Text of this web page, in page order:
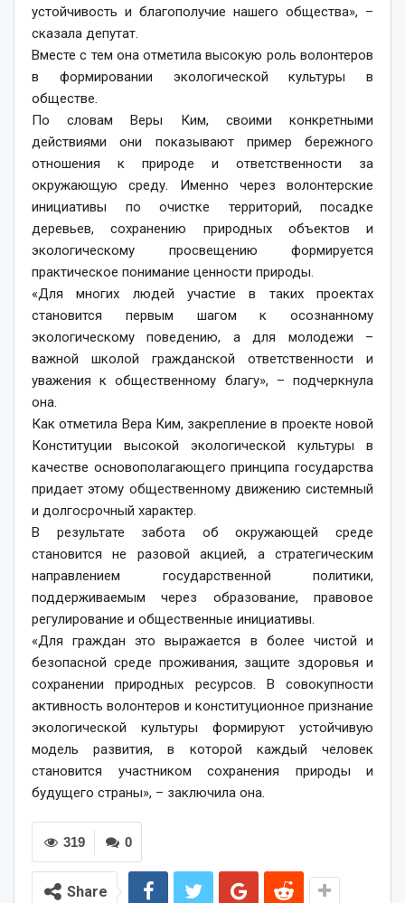
устойчивость и благополучие нашего общества», –
сказала депутат.
Вместе с тем она отметила высокую роль волонтеров
в формировании экологической культуры в
обществе.
По словам Веры Ким, своими конкретными
действиями они показывают пример бережного
отношения к природе и ответственности за
окружающую среду. Именно через волонтерские
инициативы по очистке территорий, посадке
деревьев, сохранению природных объектов и
экологическому просвещению формируется
практическое понимание ценности природы.
«Для многих людей участие в таких проектах
становится первым шагом к осознанному
экологическому поведению, а для молодежи –
важной школой гражданской ответственности и
уважения к общественному благу», – подчеркнула
она.
Как отметила Вера Ким, закрепление в проекте новой
Конституции высокой экологической культуры в
качестве основополагающего принципа государства
придает этому общественному движению системный
и долгосрочный характер.
В результате забота об окружающей среде
становится не разовой акцией, а стратегическим
направлением государственной политики,
поддерживаемым через образование, правовое
регулирование и общественные инициативы.
«Для граждан это выражается в более чистой и
безопасной среде проживания, защите здоровья и
сохранении природных ресурсов. В совокупности
активность волонтеров и конституционное признание
экологической культуры формируют устойчивую
модель развития, в которой каждый человек
становится участником сохранения природы и
будущего страны», – заключила она.
0
319
Share